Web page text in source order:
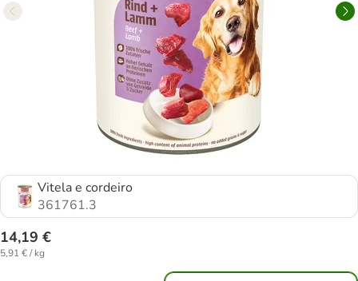
Vitela e cordeiro
361761.3
14,19 €
5,91 € / kg